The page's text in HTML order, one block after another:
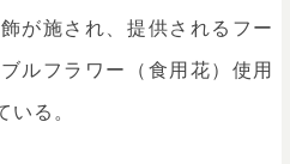
が施され、提供されるフー
ルフラワー（食用花）使用
る。